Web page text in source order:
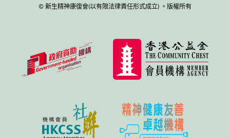
© 新生精神康復會(以有限法律責任形式成立) 。版權所有